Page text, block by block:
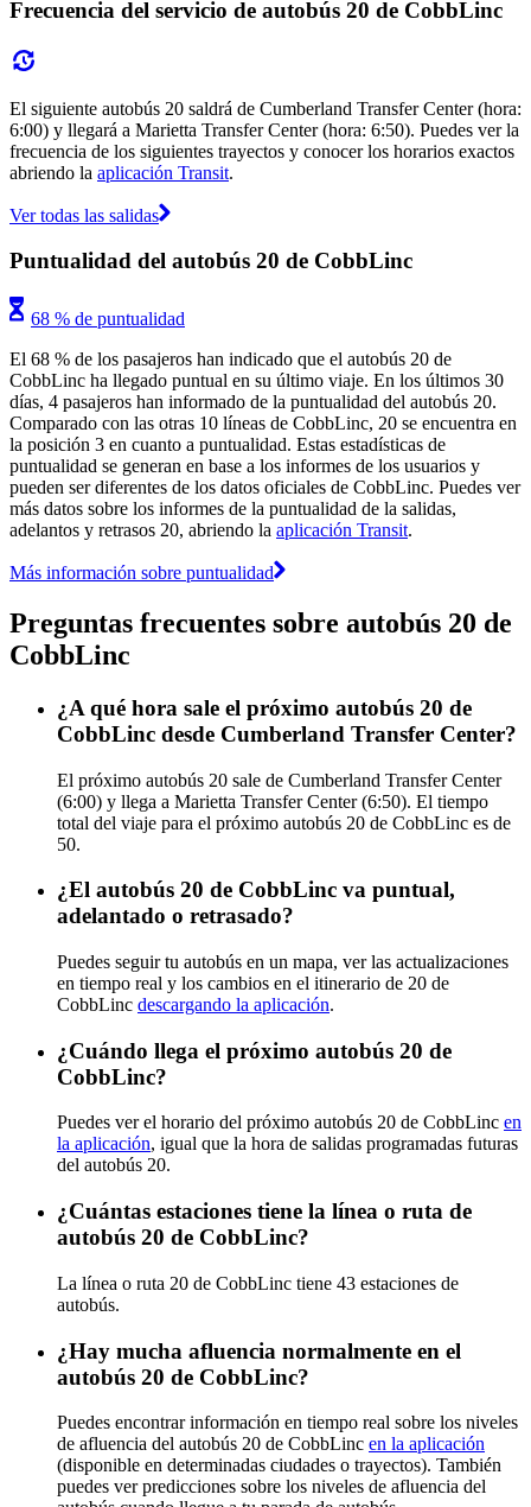
Frecuencia del servicio de autobús 20 de CobbLinc
El siguiente autobús 20 saldrá de Cumberland Transfer Center (hora:
6:00) y llegará a Marietta Transfer Center (hora: 6:50). Puedes ver la
frecuencia de los siguientes trayectos y conocer los horarios exactos
abriendo la aplicación Transit.
Ver todas las salidas
Puntualidad del autobús 20 de CobbLinc
68 % de puntualidad
El 68 % de los pasajeros han indicado que el autobús 20 de
CobbLinc ha llegado puntual en su último viaje. En los últimos 30
días, 4 pasajeros han informado de la puntualidad del autobús 20.
Comparado con las otras 10 líneas de CobbLinc, 20 se encuentra en
la posición 3 en cuanto a puntualidad. Estas estadísticas de
puntualidad se generan en base a los informes de los usuarios y
pueden ser diferentes de los datos oficiales de CobbLinc. Puedes ver
más datos sobre los informes de la puntualidad de la salidas,
adelantos y retrasos 20, abriendo la aplicación Transit.
Más información sobre puntualidad
Preguntas frecuentes sobre autobús 20 de
CobbLinc
¿A qué hora sale el próximo autobús 20 de
CobbLinc desde Cumberland Transfer Center?
El próximo autobús 20 sale de Cumberland Transfer Center
(6:00) y llega a Marietta Transfer Center (6:50). El tiempo
total del viaje para el próximo autobús 20 de CobbLinc es de
50.
¿El autobús 20 de CobbLinc va puntual,
adelantado o retrasado?
Puedes seguir tu autobús en un mapa, ver las actualizaciones
en tiempo real y los cambios en el itinerario de 20 de
CobbLinc descargando la aplicación.
¿Cuándo llega el próximo autobús 20 de
CobbLinc?
Puedes ver el horario del próximo autobús 20 de CobbLinc en
la aplicación, igual que la hora de salidas programadas futuras
del autobús 20.
¿Cuántas estaciones tiene la línea o ruta de
autobús 20 de CobbLinc?
La línea o ruta 20 de CobbLinc tiene 43 estaciones de
autobús.
¿Hay mucha afluencia normalmente en el
autobús 20 de CobbLinc?
Puedes encontrar información en tiempo real sobre los niveles
de afluencia del autobús 20 de CobbLinc en la aplicación
(disponible en determinadas ciudades o trayectos). También
puedes ver predicciones sobre los niveles de afluencia del